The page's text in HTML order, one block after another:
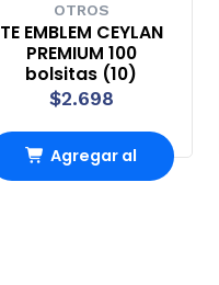
OTROS
TE EMBLEM CEYLAN
PREMIUM 100
bolsitas (10)
$2.698
Agregar al